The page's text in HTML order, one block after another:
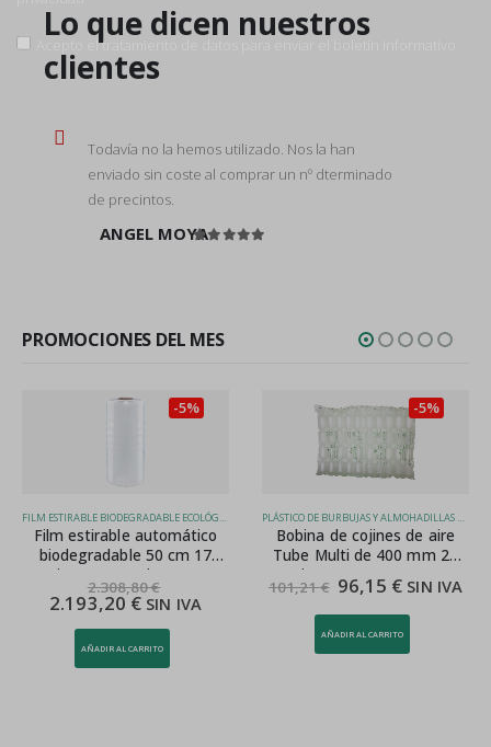
Acepto el tratamiento de datos para enviar el boletín informativo
Lo que dicen nuestros
clientes
Todavía no la hemos utilizado. Nos la han
enviado sin coste al comprar un nº dterminado
de precintos.
ANGEL MOYA
PROMOCIONES DEL MES
FILM ESTIRABLE BIODEGRADABLE ECOLÓGICO
Film estirable automático
biodegradable 50 cm 17
micras pre-estiro 300%
2.308,80€
2.193,20€ SIN IVA
-5%
AÑADIR AL CARRITO
PLÁSTICO DE BURBUJAS Y ALMOHADILLAS DE AIRE
Bobina de cojines de aire
Tube Multi de 400 mm 20
micras para SPK 7005
101,21€ 96,15€ SIN IVA
-5%
AÑADIR AL CARRITO